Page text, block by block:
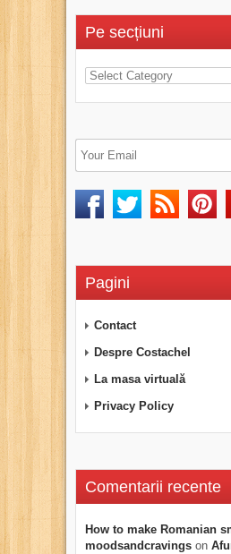
Pe secțiuni
Pagini
Contact
Despre Costachel
La masa virtuală
Privacy Policy
Comentarii recente
How to make Romanian
moodsandcravings on